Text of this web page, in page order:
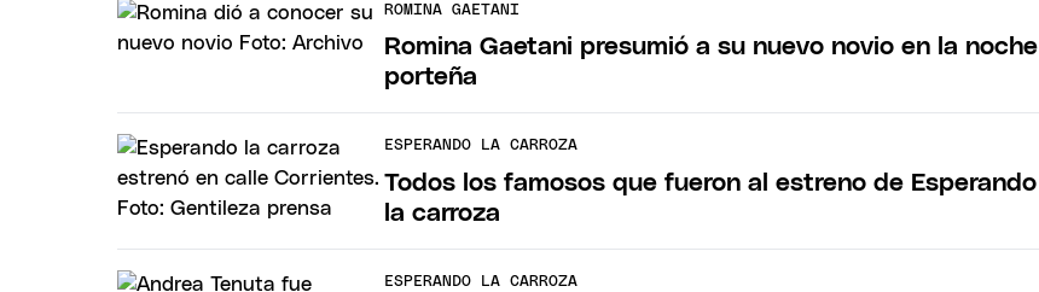
ROMINA GAETANI
Romina Gaetani presumió a su nuevo novio en la noche
porteña
ESPERANDO LA CARROZA
Todos los famosos que fueron al estreno de Esperando
la carroza
ESPERANDO LA CARROZA